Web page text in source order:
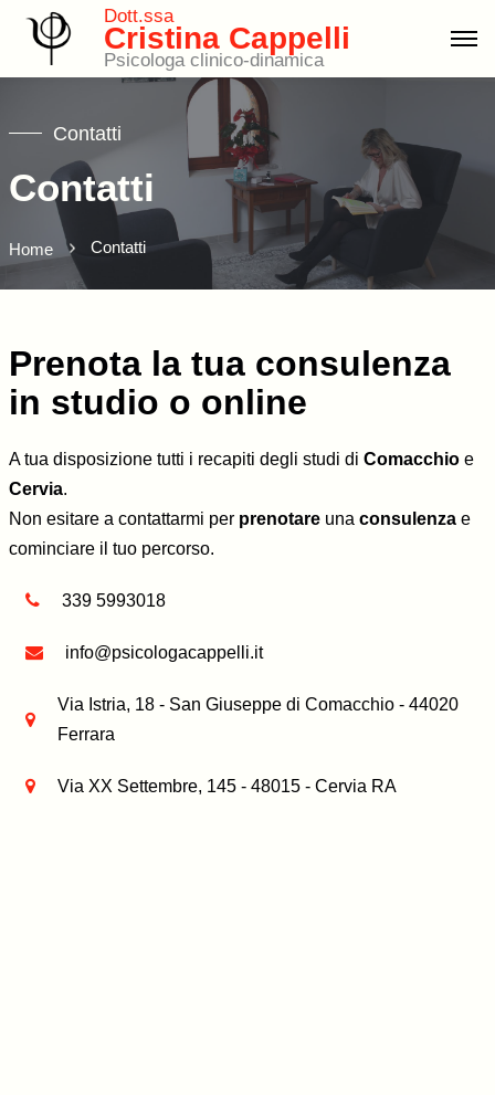
Dott.ssa
Cristina Cappelli
Psicologa clinico-dinamica
Contatti
Contatti
Home Contatti
Prenota la tua consulenza
in studio o online
A tua disposizione tutti i recapiti degli studi di Comacchio e
Cervia.
Non esitare a contattarmi per prenotare una consulenza e
cominciare il tuo percorso.
339 5993018
info@psicologacappelli.it
Via Istria, 18 - San Giuseppe di Comacchio - 44020
Ferrara
Via XX Settembre, 145 - 48015 - Cervia RA